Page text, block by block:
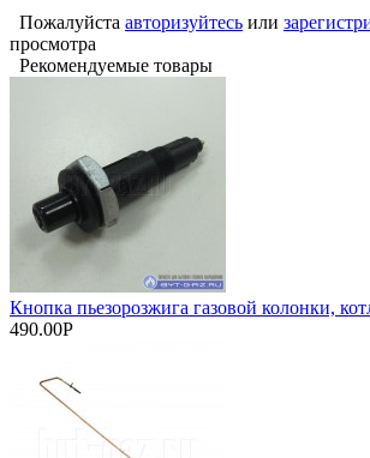
Пожалуйста авторизуйтесь или
просмотра
Рекомендуемые товары
Кнопка пьезорозжига газовой колонки,
490.00Р